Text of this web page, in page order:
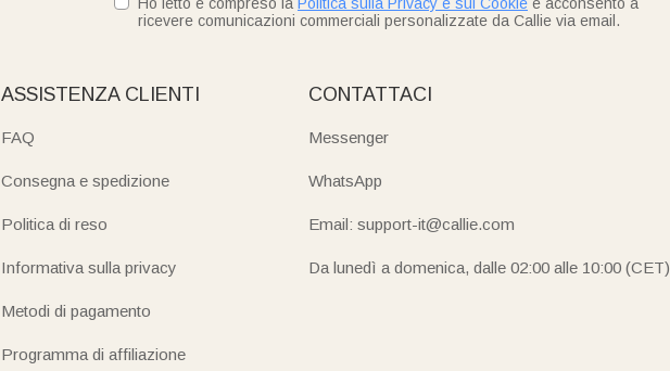
ricevere comunicazioni commerciali personalizzate da Callie via email.
ASSISTENZA CLIENTI
FAQ
Consegna e spedizione
Politica di reso
Informativa sulla privacy
Metodi di pagamento
Programma di affiliazione
CONTATTACI
Messenger
WhatsApp
Email: support-it@callie.com
Da lunedì a domenica, dalle 02:00 alle 10:00 (CET)